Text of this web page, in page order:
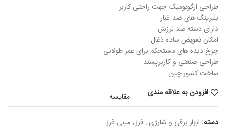
طراحی ارگونومیک جهت راحتی کاربر
بلبرینگ های ضد غبار
دارای دسته ضد لرزش
امکان تعویض ساده ذغال
چرخ دنده های مستحکم برای عمر طولانی
طراحی صنعتی و کاربرپسند
ساخت کشور چین
افزودن به علاقه مندی
مقایسه
دسته: ابزار برقی و شارژی, فرز, مینی فرز